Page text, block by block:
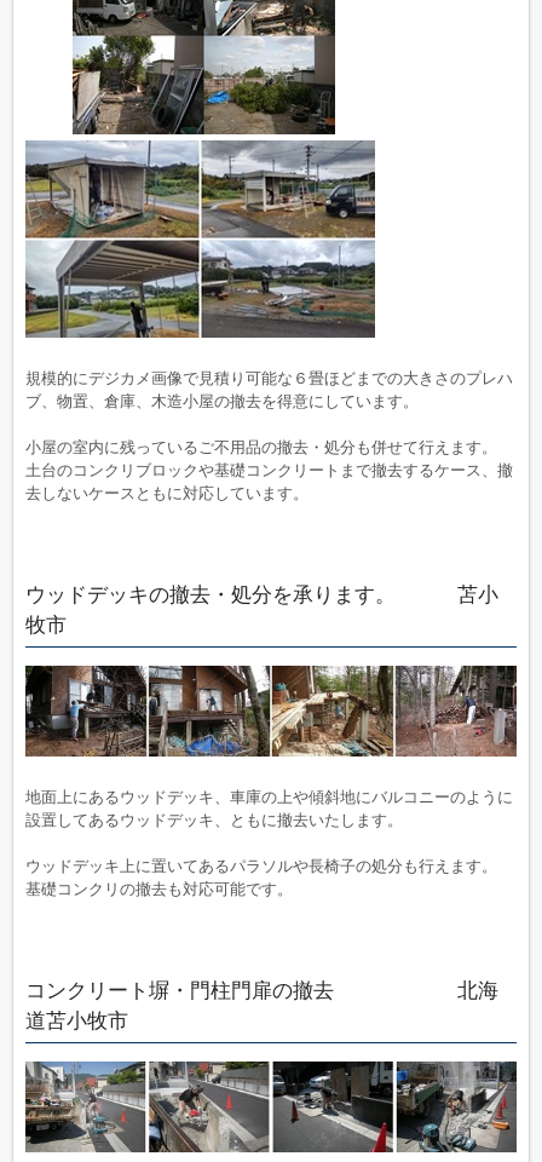
規模的にデジカメ画像で見積り可能な６畳ほどまでの大きさのプレハ
ブ、物置、倉庫、木造小屋の撤去を得意にしています。
小屋の室内に残っているご不用品の撤去・処分も併せて行えます。
土台のコンクリブロックや基礎コンクリートまで撤去するケース、撤
去しないケースともに対応しています。
ウッドデッキの撤去・処分を承ります。 苫小
牧市
地面上にあるウッドデッキ、車庫の上や傾斜地にバルコニーのように
設置してあるウッドデッキ、ともに撤去いたします。
ウッドデッキ上に置いてあるパラソルや長椅子の処分も行えます。
基礎コンクリの撤去も対応可能です。
コンクリート塀・門柱門扉の撤去 北海
道苫小牧市